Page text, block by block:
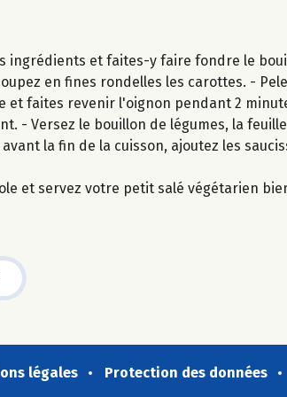
et faites-y faire fondre le
en fines rondelles les carottes. -
et faites revenir l'oignon pendant 2
- Versez le bouillon de légumes, la
la fin de la cuisson, ajoutez les
et servez votre petit salé végétarien
légales Protection des données